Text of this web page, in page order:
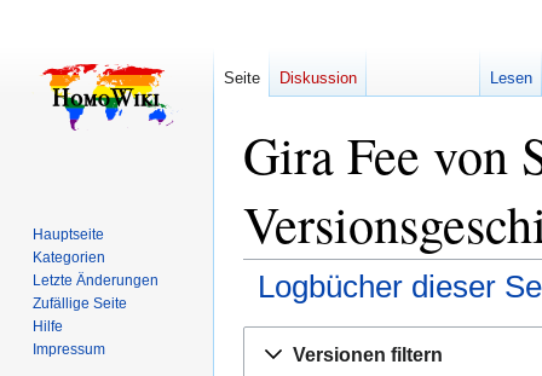
Gira Fee von
Logbücher dieser
Navigation
Suche
Versionen filtern
Seite Diskussion Lesen
Hauptseite
Kategorien
Letzte Änderungen
Zufällige Seite
Hilfe
Impressum